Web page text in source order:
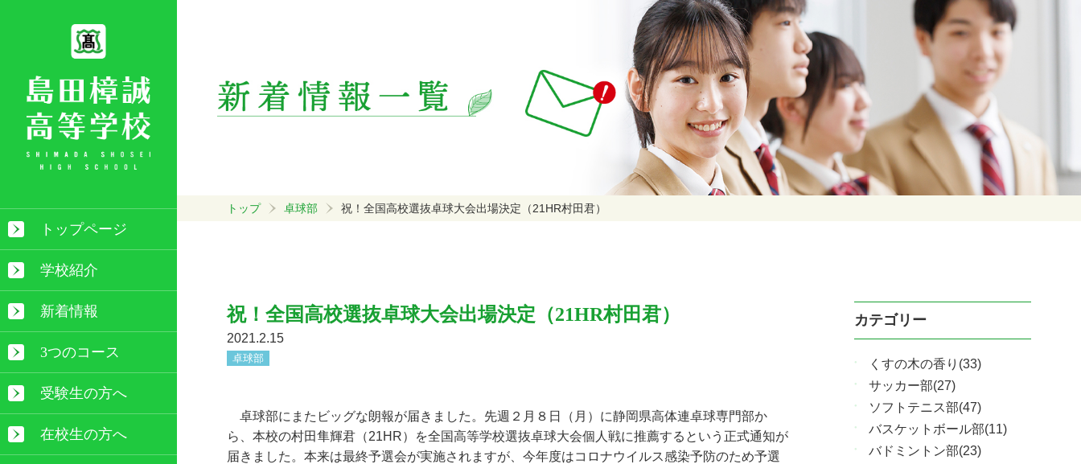
トップページ
学校紹介
新着情報
3つのコース
受験生の方へ
在校生の方へ
トップ 卓球部 祝！全国高校選抜卓球大会出場決定（21HR村田君）
祝！全国高校選抜卓球大会出場決定（21HR村田君）
2021.2.15
卓球部
卓球部にまたビッグな朗報が届きました。先週２月８日（月）に静岡県高体連卓球専門部か
ら、本校の村田隼輝君（21HR）を全国高等学校選抜卓球大会個人戦に推薦するという正式通知が
届きました。本来は最終予選会が実施されますが、今年度はコロナウイルス感染予防のため予選
カテゴリー
くすの木の香り(33)
サッカー部(27)
ソフトテニス部(47)
バスケットボール部(11)
バドミントン部(23)